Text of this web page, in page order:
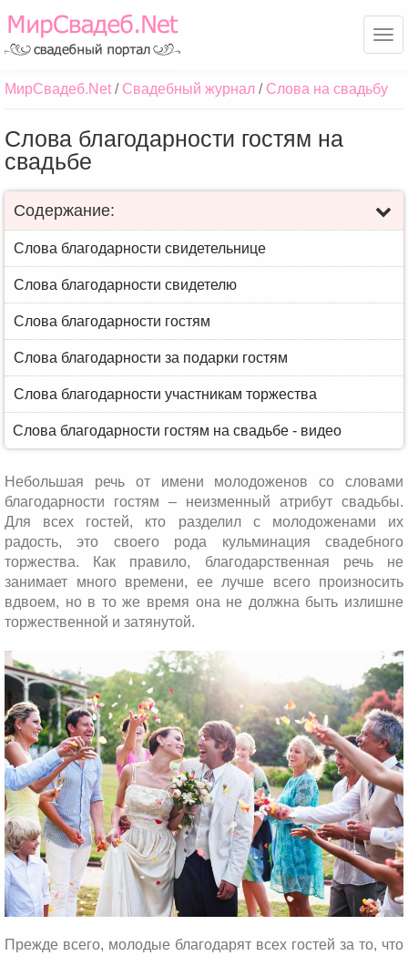
МирСвадеб.Net Свадебный журнал Слова на свадьбу
Слова благодарности гостям на
свадьбе
Содержание:
Слова благодарности свидетельнице
Слова благодарности свидетелю
Слова благодарности гостям
Слова благодарности за подарки гостям
Слова благодарности участникам торжества
Слова благодарности гостям на свадьбе - видео
Небольшая речь от имени молодоженов со словами
благодарности гостям – неизменный атрибут свадьбы.
Для всех гостей, кто разделил с молодоженами их
радость, это своего рода кульминация свадебного
торжества. Как правило, благодарственная речь не
занимает много времени, ее лучше всего произносить
вдвоем, но в то же время она не должна быть излишне
торжественной и затянутой.
Прежде всего, молодые благодарят всех гостей за то, что